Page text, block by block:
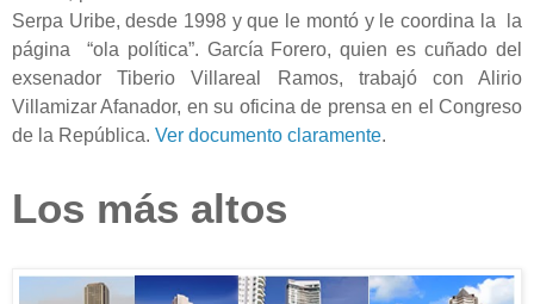
Serpa Uribe, desde 1998 y que le montó y le coordina la la
página “ola política”. García Forero, quien es cuñado del
exsenador Tiberio Villareal Ramos, trabajó con Alirio
Villamizar Afanador, en su oficina de prensa en el Congreso
de la República. Ver documento claramente.
Los más altos